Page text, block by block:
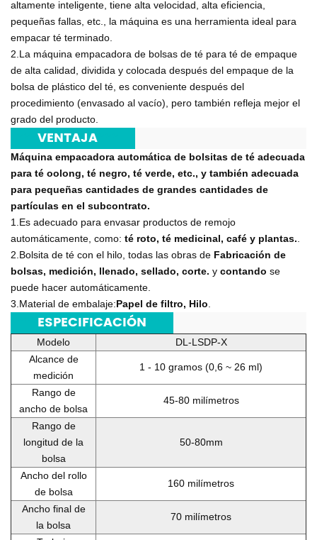
altamente inteligente, tiene alta velocidad, alta eficiencia,
pequeñas fallas, etc., la máquina es una herramienta ideal para
empacar té terminado.
2.La máquina empacadora de bolsas de té para té de empaque
de alta calidad, dividida y colocada después del empaque de la
bolsa de plástico del té, es conveniente después del
procedimiento (envasado al vacío), pero también refleja mejor el
grado del producto.
VENTAJA
Máquina empacadora automática de bolsitas de té adecuada
para té oolong, té negro, té verde, etc., y también adecuada
para pequeñas cantidades de grandes cantidades de
partículas en el subcontrato.
1.Es adecuado para envasar productos de remojo
automáticamente, como: té roto, té medicinal, café y plantas..
2.Bolsita de té con el hilo, todas las obras de Fabricación de
bolsas, medición, llenado, sellado, corte. y contando se
puede hacer automáticamente.
3.Material de embalaje:Papel de filtro, Hilo.
ESPECIFICACIÓN
Modelo
DL-LSDP-X
Alcance de
medición
1 - 10 gramos (0,6 ~ 26 ml)
Rango de
ancho de bolsa
45-80 milímetros
Rango de
longitud de la
bolsa
50-80mm
Ancho del rollo
de bolsa
160 milímetros
Ancho final de
la bolsa
70 milímetros